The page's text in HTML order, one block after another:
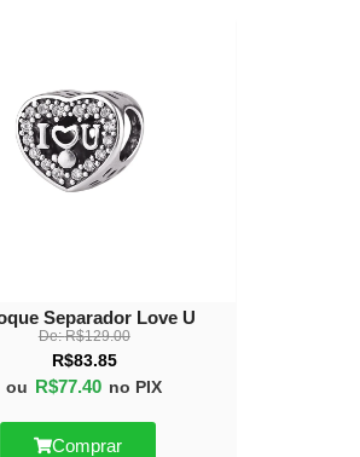
Separador Love U
De:R$129.00
R$83.85
ou R$77.40 no PIX
Comprar